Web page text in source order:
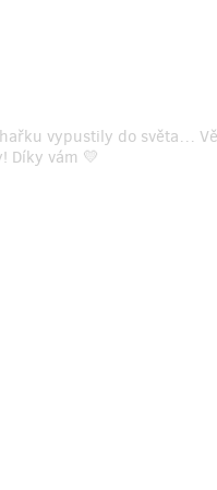
vypustily do světa…
Díky vám 💛